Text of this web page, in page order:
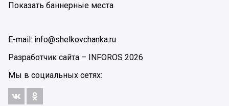
Показать баннерные места
E-mail: info@shelkovchanka.ru
Разработчик сайта –
INFOROS 2026
Мы в социальных сетях: